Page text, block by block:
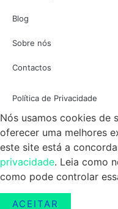
Blog
Sobre nós
Contactos
Política de Privacidade
Nós usamos cookies de
oferecer uma melhores
este site está a
privacidade. Leia como
como pode controlar
ACEITAR